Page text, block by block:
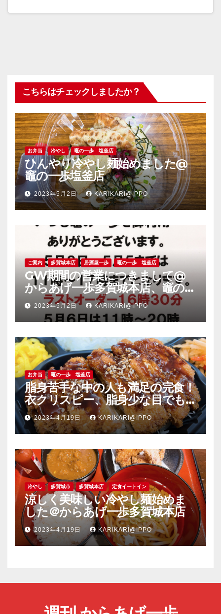
こちらはチェックしましたか？
お弁当 冷やし 竈の一歩 塩釜店
ひんやり冷やし麺始めました@
竈の一歩塩釜店
2023年5月2日 KARIKARI@IPPO
ご案内 多賀城本店 居酒屋一歩 竈の一歩 塩釜店
GW期間の営業につきまして@
からあげ一歩多賀城本店、竈の一
歩塩釜店
2023年5月2日 KARIKARI@IPPO
お弁当 竈の一歩 塩釜店
脂身苦手な中の人も満足の完食！
衣クリスピー、脂身少な目でも
旨い豚肉のソーストンカツ弁当
＠竈の一歩塩釜店
2023年4月19日 KARIKARI@IPPO
冷やし 多賀城市 多賀城本店 定食イートイン
涼しく美味しい冷やし麺始めま
した＠からあげ一歩多賀城本店
2023年4月19日 KARIKARI@IPPO